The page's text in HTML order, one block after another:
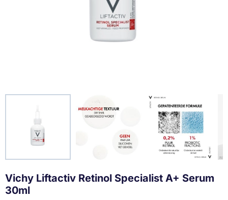
Vichy Liftactiv Retinol Specialist A+ Serum
30ml